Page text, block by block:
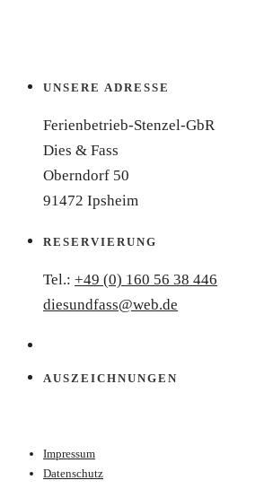
UNSERE ADRESSE
Ferienbetrieb-Stenzel-GbR
Dies & Fass
Oberndorf 50
91472 Ipsheim
RESERVIERUNG
Tel.: +49 (0) 160 56 38 446
diesundfass@web.de
AUSZEICHNUNGEN
Impressum
Datenschutz